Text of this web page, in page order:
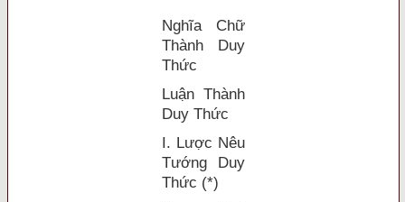
Nghĩa Chữ
Thành Duy
Thức
Luận Thành
Duy Thức
I. Lược Nêu
Tướng Duy
Thức (*)